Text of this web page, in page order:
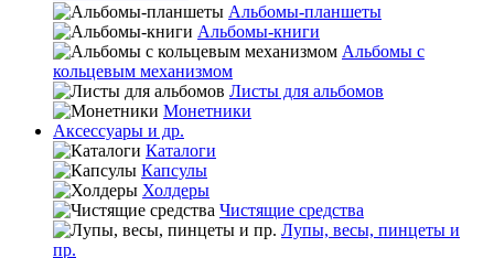
Альбомы-планшеты
Альбомы-книги
Альбомы с
кольцевым механизмом
Листы для альбомов
Монетники
Аксессуары и др.
Каталоги
Капсулы
Холдеры
Чистящие средства
Лупы, весы, пинцеты и
пр.